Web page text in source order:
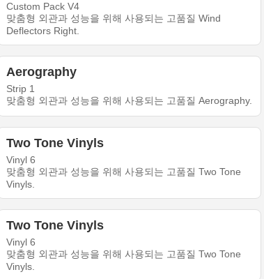
Custom Pack V4
맞춤형 외관과 성능을 위해 사용되는 고품질 Wind
Deflectors Right.
Aerography
Strip 1
맞춤형 외관과 성능을 위해 사용되는 고품질 Aerography.
Two Tone Vinyls
Vinyl 6
맞춤형 외관과 성능을 위해 사용되는 고품질 Two Tone
Vinyls.
Two Tone Vinyls
Vinyl 6
맞춤형 외관과 성능을 위해 사용되는 고품질 Two Tone
Vinyls.